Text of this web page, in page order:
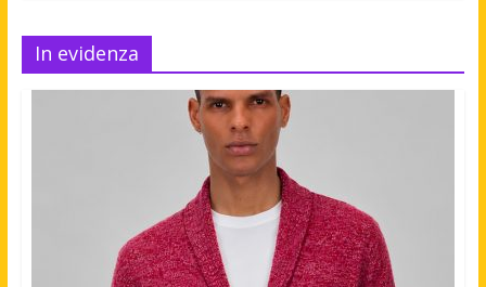
In evidenza